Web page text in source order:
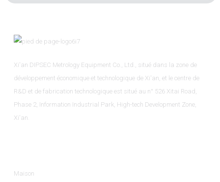
Xi'an DIPSEC Metrology Equipment Co., Ltd., situé dans la zone de
développement économique et technologique de Xi'an, et le centre de
R&D et de fabrication technologique est situé au n° 526 Xitai Road,
Phase 2, Information Industrial Park, High-tech Development Zone,
Xi'an.
Maison